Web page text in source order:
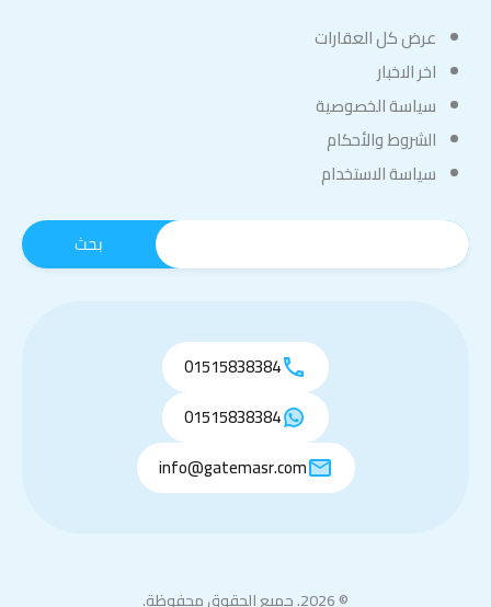
عرض كل العقارات
اخر الاخبار
سياسة الخصوصية
الشروط والأحكام
سياسة الاستخدام
01515838384
01515838384
info@gatemasr.com
© 2026. جميع الحقوق محفوظة.